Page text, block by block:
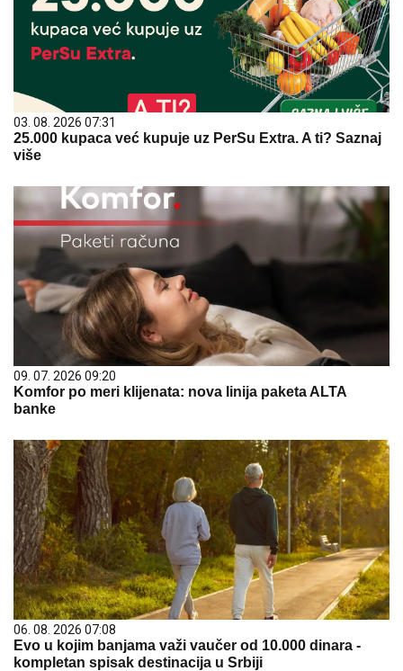
03. 08. 2026 07:31
25.000 kupaca već kupuje uz PerSu Extra. A ti? Saznaj
više
09. 07. 2026 09:20
Komfor po meri klijenata: nova linija paketa ALTA
banke
06. 08. 2026 07:08
Evo u kojim banjama važi vaučer od 10.000 dinara -
kompletan spisak destinacija u Srbiji